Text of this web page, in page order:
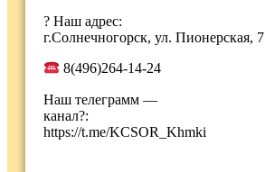
? Наш адрес:
г.Солнечногорск, ул. Пионерская, 7
8(496)264-14-24
Наш телеграмм —
канал?:
https://t.me/KCSOR_Khmki